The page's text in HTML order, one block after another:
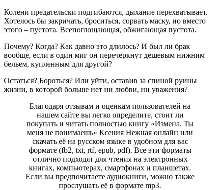
Колени предательски подгибаются, дыхание перехватывает.
Хотелось бы закричать, броситься, сорвать маску, но вместо
этого – пустота. Всепоглощающая, обжигающая пустота.
Почему? Когда? Как давно это длилось? И был ли брак
вообще, если в один миг он перечеркнут дешевым нижним
бельем, купленным для другой?
Остаться? Бороться? Или уйти, оставив за спиной руины
жизни, в которой больше нет ни любви, ни уважения?
Благодаря отзывам и оценкам пользователей на
нашем сайте вы легко определите, стоит ли
покупать и читать полностью книгу «Измена. Ты
меня не понимаешь» Ксения Нежная онлайн или
скачать её на русском языке в удобном для вас
формате (fb2, txt, rtf, epub, pdf). Все эти форматы
отлично подходят для чтения на электронных
книгах, компьютерах, смартфонах и планшетах.
Если вы предпочитаете аудиокниги, можно также
прослушать её в формате mp3.